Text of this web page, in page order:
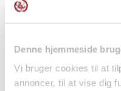
Denne hjemmeside
Vi bruger cookies til at
annoncer, til at vise dig
Koriander 50g